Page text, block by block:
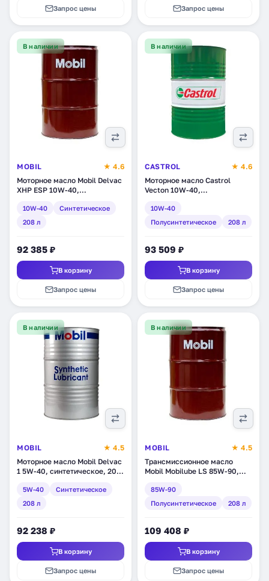
Запрос цены Запрос цены
В наличии
MOBIL
★ 4.6
Моторное масло Mobil Delvac
XHP ESP 10W-40,
(152809)
10W-40
Синтетическое
208 л
92 385 ₽
В корзину
Запрос цены
В наличии
CASTROL
★ 4.6
Моторное масло Castrol
Vecton 10W-40,
(1532DF)
10W-40
Полусинтетическое
208 л
93 509 ₽
В корзину
Запрос цены
В наличии
MOBIL
★ 4.5
Моторное масло Mobil Delvac
1 5W-40, синтетическое, 208
5W-40
Синтетическое
208 л
92 238 ₽
В корзину
Запрос цены
В наличии
MOBIL
★ 4.5
Трансмиссионное масло
Mobil Mobilube LS 85W-90,
(123805)
85W-90
Полусинтетическое
208 л
109 408 ₽
В корзину
Запрос цены